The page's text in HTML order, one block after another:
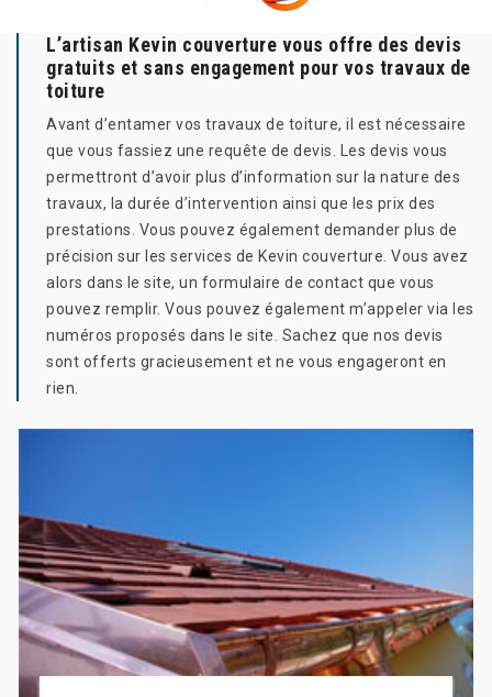
L’artisan Kevin couverture vous offre des devis
gratuits et sans engagement pour vos travaux de
toiture
Avant d’entamer vos travaux de toiture, il est nécessaire
que vous fassiez une requête de devis. Les devis vous
permettront d’avoir plus d’information sur la nature des
travaux, la durée d’intervention ainsi que les prix des
prestations. Vous pouvez également demander plus de
précision sur les services de Kevin couverture. Vous avez
alors dans le site, un formulaire de contact que vous
pouvez remplir. Vous pouvez également m’appeler via les
numéros proposés dans le site. Sachez que nos devis
sont offerts gracieusement et ne vous engageront en
rien.